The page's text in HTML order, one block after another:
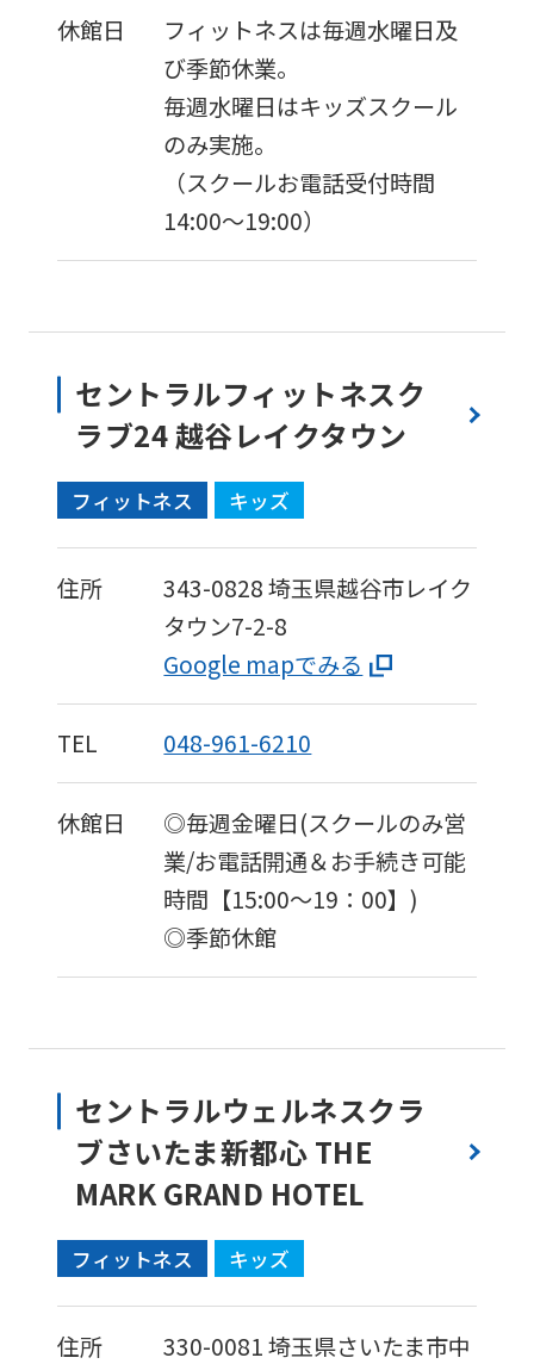
休館日
フィットネスは毎週水曜日及
び季節休業。
毎週水曜日はキッズスクール
のみ実施。
（スクールお電話受付時間
14:00～19:00）
セントラルフィットネスク
ラブ24 越谷レイクタウン
フィットネス キッズ
住所 343-0828埼玉県越谷市レイク
タウン7-2-8
Google mapでみる
TEL 048-961-6210
休館日
◎毎週金曜日(スクールのみ営
業/お電話開通＆お手続き可能
時間【15:00〜19：00】)
◎季節休館
セントラルウェルネスクラ
ブさいたま新都心 THE
MARK GRAND HOTEL
フィットネス キッズ
住所 330-0081埼玉県さいたま市中
version
of
this
will
be
translated
so
may
not
be
an
accurate
translation.
The
translation
may
differ
from
the
original
content.
We
ask
you
fully
understand
this
before
using
the